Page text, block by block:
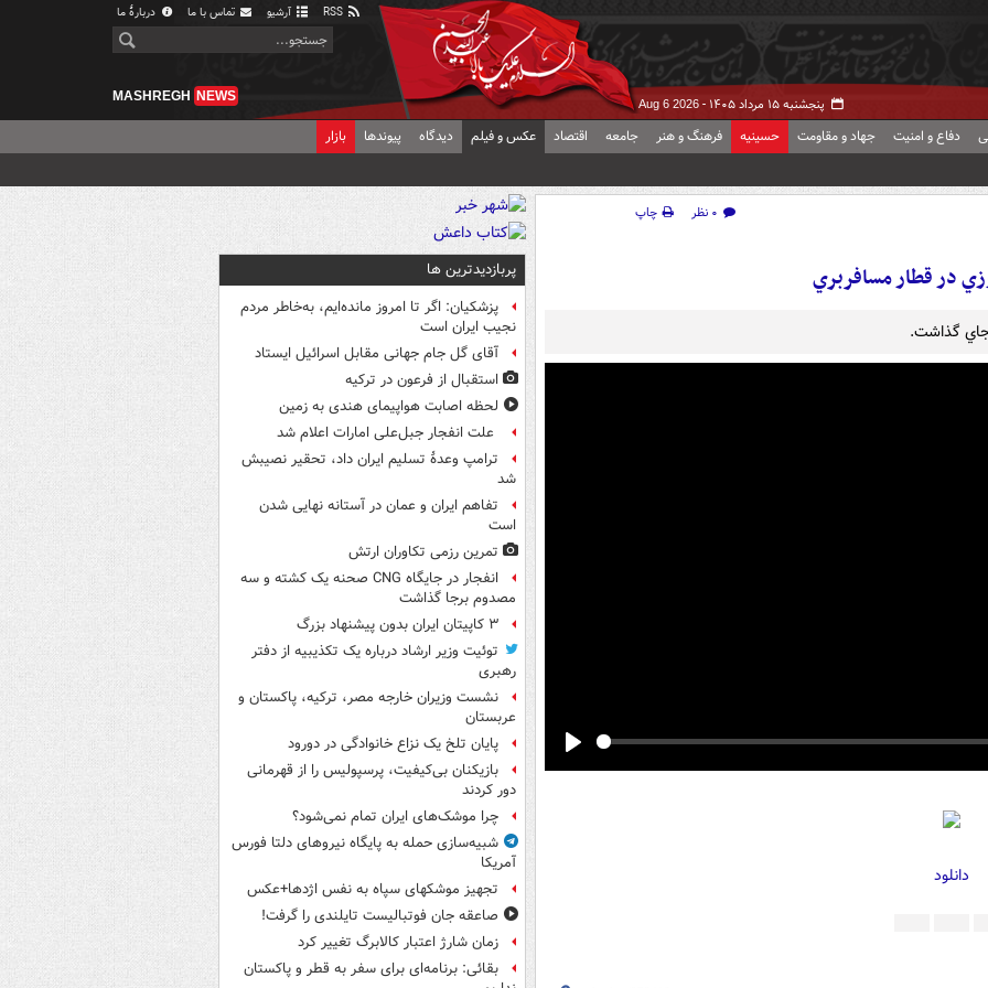
آرشیو تماس با ما دربارهٔ ما
پنجشنبه ۱۵ مرداد ۱۴۰۵ - Aug 6 2026
MASHREGH NEWS
دفاع و امنیت جهاد و مقاومت حسینیه فرهنگ و هنر جامعه اقتصاد عکس و فیلم دیدگاه پیوندها بازار
۰ نظر
چاپ
در قطار مسافربري
دانلود
پربازدیدترین ها
پزشکیان: اگر تا امروز مانده‌ایم، به‌خاطر مردم
نجیب ایران است
آقای گل جام جهانی مقابل اسرائیل ایستاد
استقبال از فرعون در ترکیه
لحظه اصابت هواپیمای هندی به زمین
علت انفجار جبل‌علی امارات اعلام شد
ترامپ وعدۀ تسلیم ایران داد، تحقیر نصیبش
شد
تفاهم ایران و عمان در آستانه نهایی شدن
است
تمرین رزمی تکاوران ارتش
انفجار در جایگاه CNG صحنه یک کشته و سه
مصدوم برجا گذاشت
۳ کاپیتان ایران بدون پیشنهاد بزرگ
توئیت وزیر ارشاد درباره یک تکذیبیه از دفتر
رهبری
نشست وزیران خارجه مصر، ترکیه، پاکستان و
عربستان
پایان تلخ یک نزاع خانوادگی در دورود
بازیکنان بی‌کیفیت، پرسپولیس را از قهرمانی
دور کردند
چرا موشک‌های ایران تمام نمی‌شود؟
شبیه‌سازی حمله به پایگاه نیروهای دلتا فورس
آمریکا
تجهیز موشکهای سپاه به نفس اژدها+عکس
صاعقه جان فوتبالیست تایلندی را گرفت!
زمان شارژ اعتبار کالابرگ تغییر کرد
بقائی: برنامه‌ای برای سفر به قطر و پاکستان